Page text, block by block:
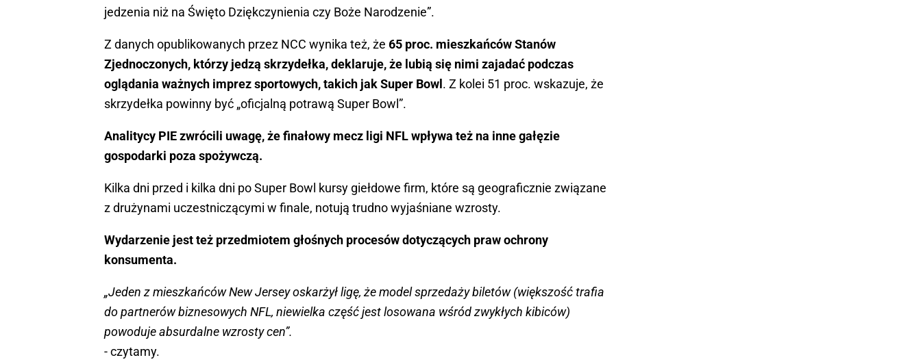
jedzenia niż na Święto Dziękczynienia czy Boże Narodzenie”.
Z danych opublikowanych przez NCC wynika też, że 65 proc. mieszkańców Stanów
Zjednoczonych, którzy jedzą skrzydełka, deklaruje, że lubią się nimi zajadać podczas
oglądania ważnych imprez sportowych, takich jak Super Bowl. Z kolei 51 proc. wskazuje, że
skrzydełka powinny być „oficjalną potrawą Super Bowl”.
Analitycy PIE zwrócili uwagę, że finałowy mecz ligi NFL wpływa też na inne gałęzie
gospodarki poza spożywczą.
Kilka dni przed i kilka dni po Super Bowl kursy giełdowe firm, które są geograficznie związane
z drużynami uczestniczącymi w finale, notują trudno wyjaśniane wzrosty.
Wydarzenie jest też przedmiotem głośnych procesów dotyczących praw ochrony
konsumenta.
„Jeden z mieszkańców New Jersey oskarżył ligę, że model sprzedaży biletów (większość trafia
do partnerów biznesowych NFL, niewielka część jest losowana wśród zwykłych kibiców)
powoduje absurdalne wzrosty cen”.
- czytamy.